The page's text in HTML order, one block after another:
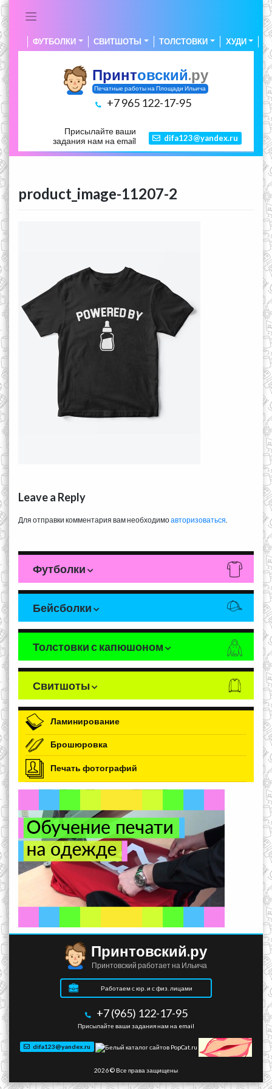
ФУТБОЛКИ СВИТШОТЫ ТОЛСТОВКИ ХУДИ
Принтовский.ру
Печатные работы на Площади Ильича
+7 965 122-17-95
Присылайте ваши
задания нам на email
difa123@yandex.ru
product_image-11207-2
Leave a Reply
Для отправки комментария вам необходимоавторизоваться
Футболки
Бейсболки
Толстовки с капюшоном
Свитшоты
Ламинирование
Брошюровка
Печать фотографий
Принтовский.ру
Принтовский работает на Ильича
Работаем с юр. и с физ. лицами
+7 (965) 122-17-95
Присылайте ваши задания нам на email
difa123@yandex.ru
2026 © Все права защищены